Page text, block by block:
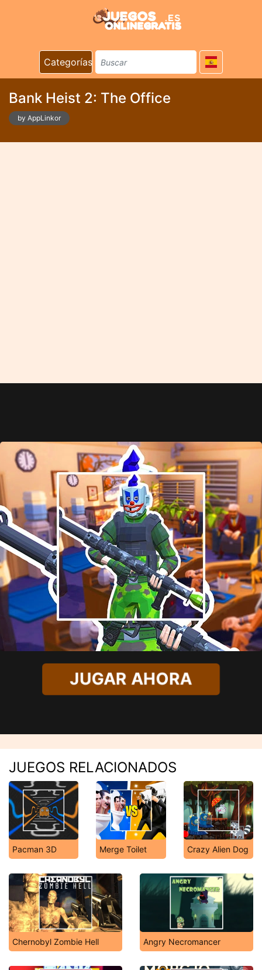
Categorías
Bank Heist 2: The Office
by AppLinkor
JUGAR AHORA
JUEGOS RELACIONADOS
Pacman 3D Merge Toilet Crazy Alien Dog
Chernobyl Zombie Hell Angry Necromancer